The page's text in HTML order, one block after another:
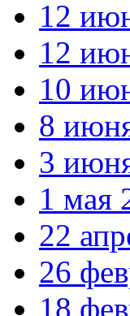
12
12
10
8
3
1 мая
22
26
18